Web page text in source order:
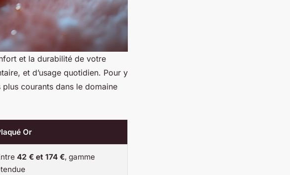
et la durabilité de votre
et d’usage quotidien. Pour y
courants dans le domaine
Or
42 € et 174 €, gamme